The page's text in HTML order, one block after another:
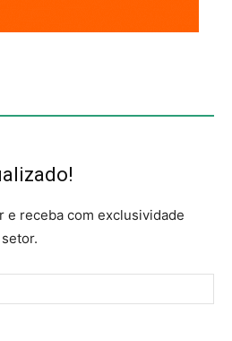
e receba com exclusividade